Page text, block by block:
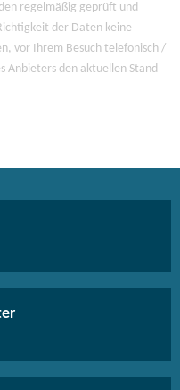
regelmäßig geprüft und
der Daten keine
vor Ihrem Besuch telefonisch /
Anbieters den aktuellen Stand